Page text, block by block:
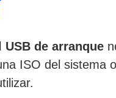
USB de arranque
ISO del sistema